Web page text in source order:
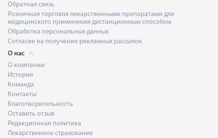
Обратная связь
Розничная торговля лекарственными препаратами для
медицинского применения дистанционным способом
Обработка персональных данных
Согласие на получение рекламных рассылок
О нас
О компании
История
Команда
Контакты
Благотворительность
Оставить отзыв
Редакционная политика
Лекарственное страхование